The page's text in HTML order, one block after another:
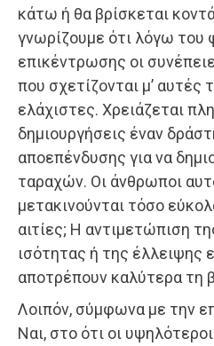
κάτω ή θα βρίσκεται
γνωρίζουμε ότι λόγω του
επικέντρωσης οι
που σχετίζονται μ’ αυτές
ελάχιστες. Χρειάζεται
δημιουργήσεις έναν
αποεπένδυσης για να
ταραχών. Οι άνθρωποι
μετακινούνται τόσο
αιτίες; Η αντιμετώπιση
ισότητας ή της έλλειψης
αποτρέπουν καλύτερα τη
Λοιπόν, σύμφωνα με την
Ναι, στο ότι οι